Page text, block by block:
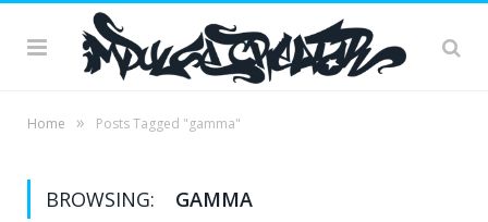
Home » Posts Tagged "gamma"
BROWSING: GAMMA